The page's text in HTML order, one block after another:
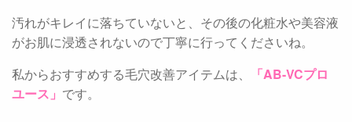
汚れがキレイに落ちていないと、その後の化粧水や美容液
がお肌に浸透されないので丁寧に行ってくださいね。
私からおすすめする毛穴改善アイテムは、
「AB-VCプロ
ユース」 です。